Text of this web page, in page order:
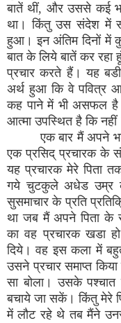
बातें थीं, और उससे कई
था। किंतु उस संदेश में
हुआ। इन अंतिम दिनों में
बात के लिये बातें कर रहा
प्रचार करते हैं। यह
अर्थ हुआ कि वे पवित्र
कह पाने में भी असफल है
आत्मा उपस्थित है कि
एक बार मैं अपने
एक प्रसिद् प्रचारक के
यह प्रचारक मेरे पिता
गये चुटकुले अधेड उम्र
सुसमाचार के प्रति
था जब मैं अपने पिता के
का वह प्रचारक खडा
दिये। वह इस कला में
उसने प्रचार समाप्त
सा बोला। उसके पश्चात
बचाये जा सकें। किंतु मेरे
में लौट रहे थे तब मैंने